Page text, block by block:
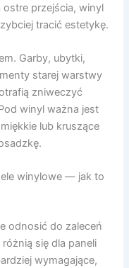
przejścia, winyl
tracić estetykę.
Garby, ubytki,
starej warstwy
zniweczyć
winyl ważna jest
lub kruszące
winylowe — jak to
odnosić do zaleceń
się dla paneli
wymagające,